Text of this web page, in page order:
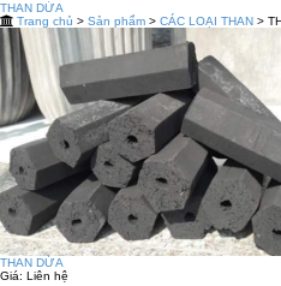
THAN DỪA
Trang chủ > Sản phẩm > CÁC LOẠI THAN >
THAN DỪA
Giá: Liên hệ